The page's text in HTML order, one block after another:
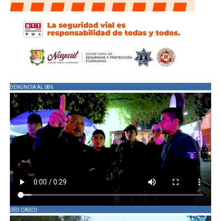
DENUNCIA AL 086
USO CASCO